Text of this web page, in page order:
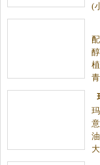
配料:麦芽糖浆、糯米粉
青绿茶、植物油 绿茶
布丁的
地布丁的的灵魂性材料